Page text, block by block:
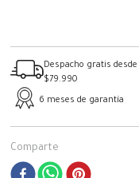
Despacho gratis desde
$79.990
6 meses de garantía
Comparte